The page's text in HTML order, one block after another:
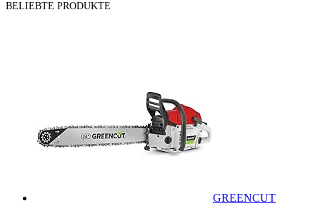
BELIEBTE PRODUKTE
GREENCUT